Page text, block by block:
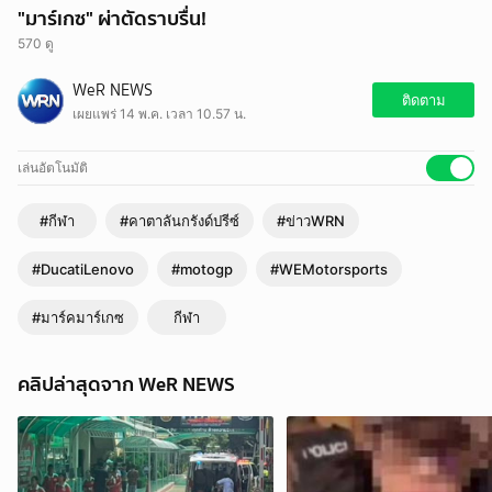
"มาร์เกซ" ผ่าตัดราบรื่น!
570 ดู
WeR NEWS
เผยแพร่ 14 พ.ค. เวลา 10.57 น.
ติดตาม
เล่นอัตโนมัติ
#กีฬา #คาตาลันกรังด์ปรีซ์ #ข่าวWRN
#DucatiLenovo #motogp #WEMotorsports
#มาร์คมาร์เกซ กีฬา
คลิปล่าสุดจาก WeR NEWS